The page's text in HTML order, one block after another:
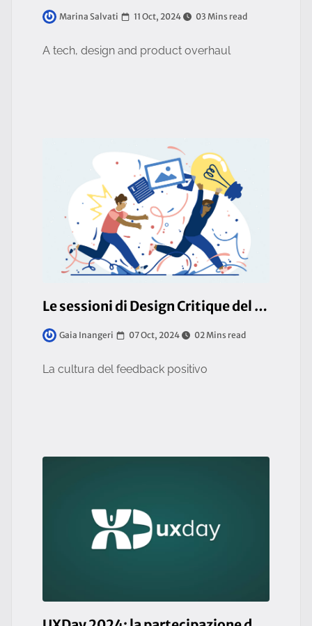
Marina Salvati 11 Oct, 2024 03 Mins read
A tech, design and product overhaul
Le sessioni di Design Critique del team UI/UX
Gaia Inangeri 07 Oct, 2024 02 Mins read
La cultura del feedback positivo